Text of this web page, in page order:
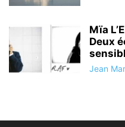
Mïa
Deux
Jean